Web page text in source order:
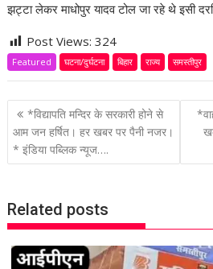
झट्टा लेकर माधोपुर यादव टोल जा रहे थे इसी
Post Views:324
Featured घटना/दुर्घटना बिहार राज्य समस्तीपुर
P
o
s
n
a
v
*विद्यापति मन्दिर के सरकारी होने से
आम जन हर्षित। हर खबर पर पैनी नजर।
* इंडिया पब्लिक न्यूज….
Related posts